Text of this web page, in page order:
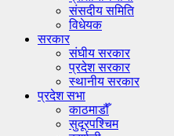
संसदीय समिति
विधेयक
सरकार
संघीय सरकार
प्रदेश सरकार
स्थानीय सरकार
प्रदेश सभा
काठमाडौँ
सुदूरपश्चिम